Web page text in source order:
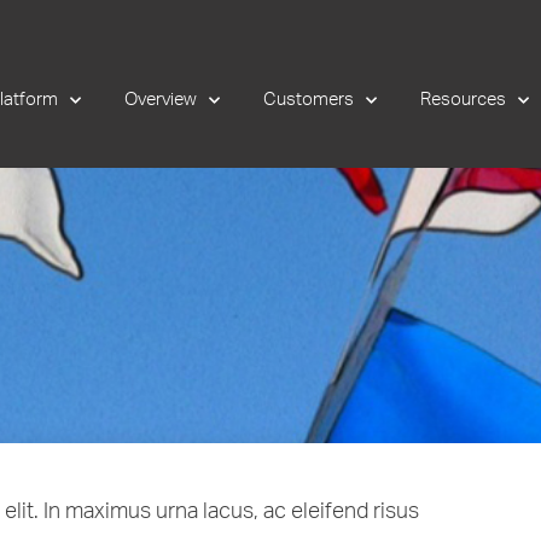
Overview Customers Resources
In maximus urna lacus, ac eleifend risus